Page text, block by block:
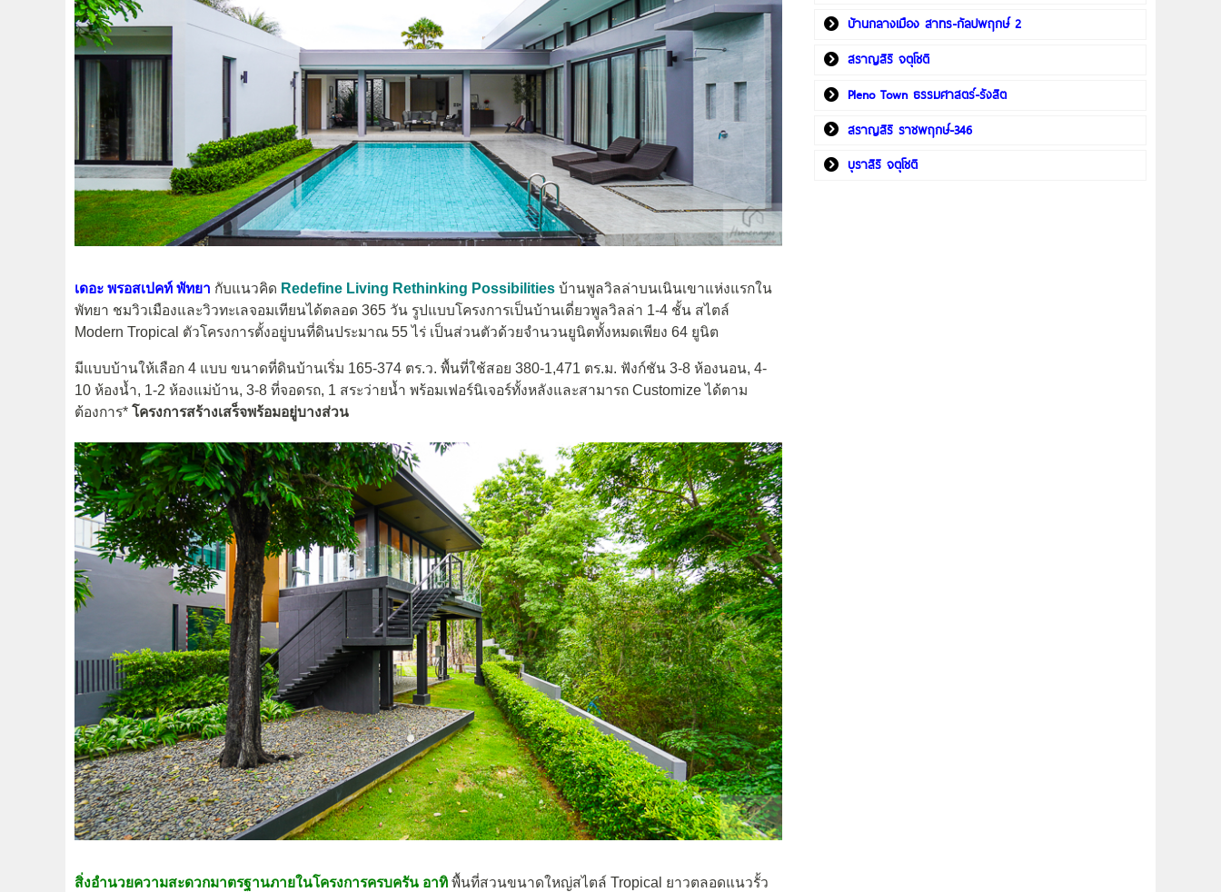
เดอะ พรอสเปคท์ พัทยา กับแนวคิด Redefine Living Rethinking Possibilities บ้านพูลวิลล่าบนเนินเขาแห่งแรกใน
พัทยา ชมวิวเมืองและวิวทะเลจอมเทียนได้ตลอด 365 วัน รูปแบบโครงการเป็นบ้านเดี่ยวพูลวิลล่า 1-4 ชั้น สไตล์
Modern Tropical ตัวโครงการตั้งอยู่บนที่ดินประมาณ 55 ไร่ เป็นส่วนตัวด้วยจำนวนยูนิตทั้งหมดเพียง 64 ยูนิต
มีแบบบ้านให้เลือก 4 แบบ ขนาดที่ดินบ้านเริ่ม 165-374 ตร.ว. พื้นที่ใช้สอย 380-1,471 ตร.ม. ฟังก์ชัน 3-8 ห้องนอน, 4-
10 ห้องน้ำ, 1-2 ห้องแม่บ้าน, 3-8 ที่จอดรถ, 1 สระว่ายน้ำ พร้อมเฟอร์นิเจอร์ทั้งหลังและสามารถ Customize ได้ตาม
ต้องการ* โครงการสร้างเสร็จพร้อมอยู่บางส่วน
สิ่งอำนวยความสะดวกมาตรฐานภายในโครงการครบครัน อาทิ พื้นที่สวนขนาดใหญ่สไตล์ Tropical ยาวตลอดแนวรั้ว
บ้านกลางเมือง สาทร-กัลปพฤกษ์ 2
สราญสิริ จตุโชติ
Pleno Town ธรรมศาสตร์-รังสิต
สราญสิริ ราชพฤกษ์-346
บุราสิริ จตุโชติ